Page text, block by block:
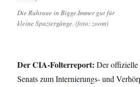
Die Ruhraue in Bigge.Immer gut für
kleine Spaziergänge. (foto: zoom)
Der CIA-Folterreport: Der offizielle
Senats zum Internierungs- und